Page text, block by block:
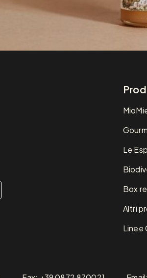
Le
Box
Altri
Linee